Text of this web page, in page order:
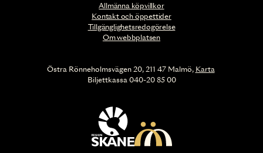
Allmänna köpvillkor
Kontakt och öppettider
Tillgänglighetsredogörelse
Om webbplatsen
Östra Rönneholmsvägen 20, 211 47 Malmö, Karta
Biljettkassa 040-20 85 00